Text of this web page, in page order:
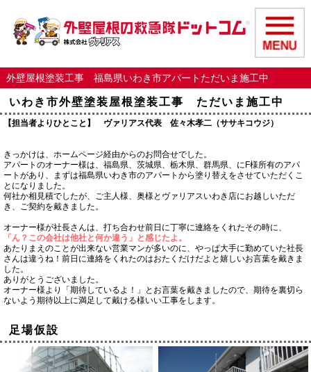
外壁屋根塗装工事 福島県いわき市アパートただいま施工中
いわき市外壁塗装屋根塗装工事 ただいま施工中
【担当者よりひとこと】 ヴァリアス代表 佐々木孝二（ササキコウジ）
きっかけは、ホームページ経由からのお問合せでした。
アパートのオーナー様は、福島県、茨城県、栃木県、群馬県、にF様所有のアパ
ートがあり、まずは福島県いわき市のアパートから塗り替えをさせていただくこ
とになりました。
何社か相見積でしたが、ご主人様、奥様とヴァリアスいわき店にお越しいただ
き、ご契約を戴きました。
オーナー様が社長さんは、打ち合わせ前日に丁寧に連絡をくれたその時に、
「ん？この会社は他社と何か違う」と感じたよ。
あたりまえのことが出来ない営業マンが多いのに、やっぱ大手に勤めていた社長
さんは違うね！前日に連絡をくれたのはおたくだけだよと嬉しいお言葉を戴きま
した。
ありがとうございました。
オーナー様より「期待しているよ！」とお言葉を戴きましたので、期待を裏切ら
ないよう期待以上に満足して戴ける様いい工事をします。
足場仮設